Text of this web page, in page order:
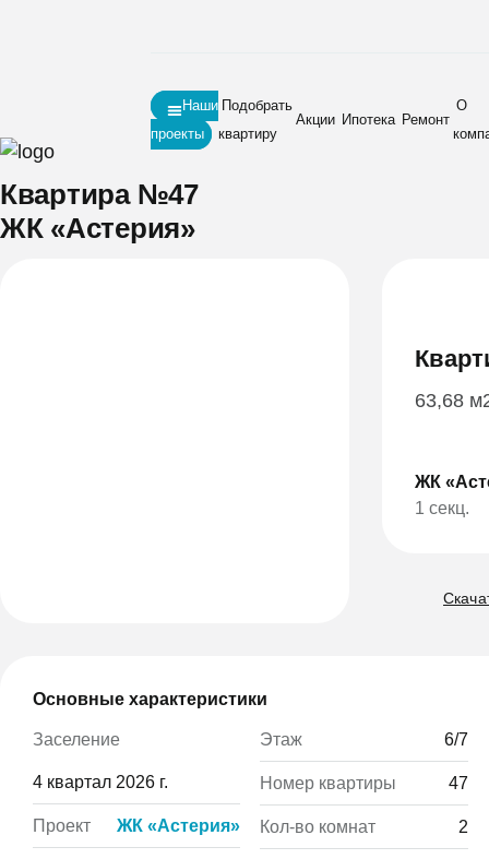
Наши
проекты
Подобрать
квартиру
Акции Ипотека Ремонт
О
Главная Новостройки•ЖК «Астерия»
Квартира №47
ЖК «Астерия»
63,68
ЖК
1 секц.
Основные характеристики
Заселение
4 квартал 2026 г.
Проект ЖК «Астерия»
Этаж 6/7
Номер квартиры 47
Кол-во комнат 2